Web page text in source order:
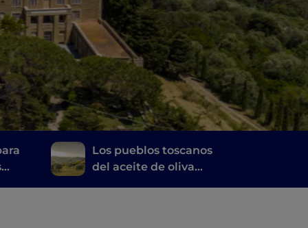
Los pueblos toscanos
del aceite de oliva